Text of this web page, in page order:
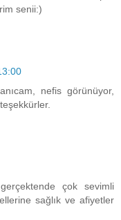
senii:)
nefis görünüyor,
çok sevimli
sağlık ve afiyetler